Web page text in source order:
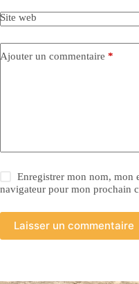
Site web
Ajouter un commentaire *
Enregistrer mon nom, mon
navigateur pour mon prochain
Laisser un commentaire